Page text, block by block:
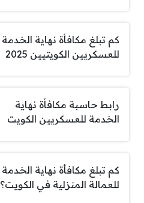
كم تبلغ مكافأة نهاية الخدمة
للعسكريين الكويتيين 2025
رابط حاسبة مكافأة نهاية
الخدمة للعسكريين الكويت
كم تبلغ مكافأة نهاية الخدمة
للعمالة المنزلية في الكويت؟